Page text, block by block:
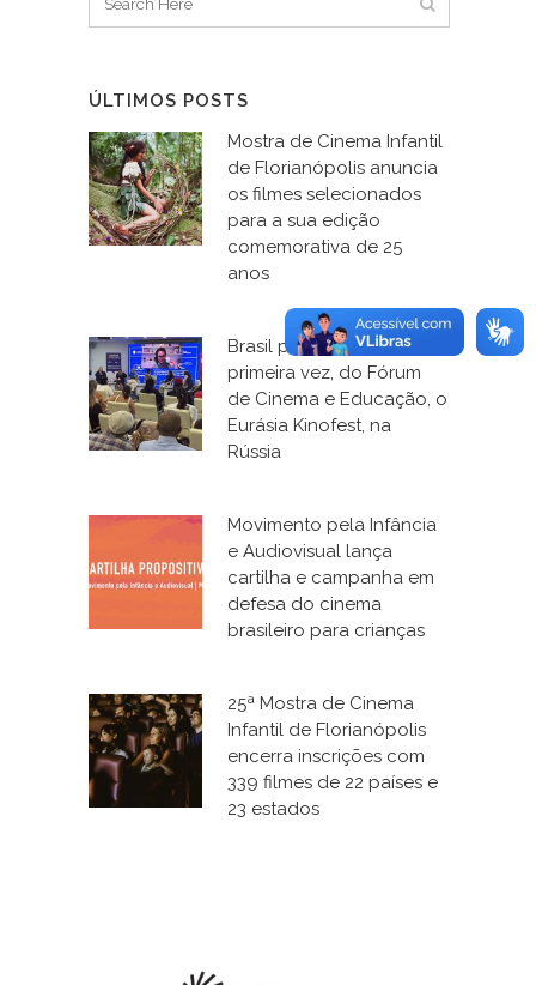
ÚLTIMOS POSTS
Mostra de Cinema Infantil
de Florianópolis anuncia
os filmes selecionados
para a sua edição
comemorativa de 25
anos
Brasil participa, pela
primeira vez, do Fórum
de Cinema e Educação, o
Eurásia Kinofest, na
Rússia
Movimento pela Infância
e Audiovisual lança
cartilha e campanha em
defesa do cinema
brasileiro para crianças
25ª Mostra de Cinema
Infantil de Florianópolis
encerra inscrições com
339 filmes de 22 países e
23 estados